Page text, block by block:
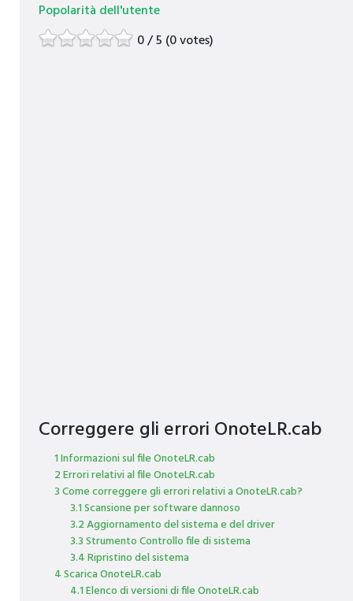
Popolarità dell'utente
0 / 5 (0 votes)
Correggere gli errori OnoteLR.cab
1 Informazioni sul file OnoteLR.cab
2 Errori relativi al file OnoteLR.cab
3 Come correggere gli errori relativi a OnoteLR.cab?
3.1 Scansione per software dannoso
3.2 Aggiornamento del sistema e del driver
3.3 Strumento Controllo file di sistema
3.4 Ripristino del sistema
4 Scarica OnoteLR.cab
4.1 Elenco di versioni di file OnoteLR.cab